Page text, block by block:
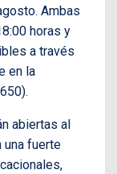
Ambas
horas y
a través
en la
abiertas al
una fuerte